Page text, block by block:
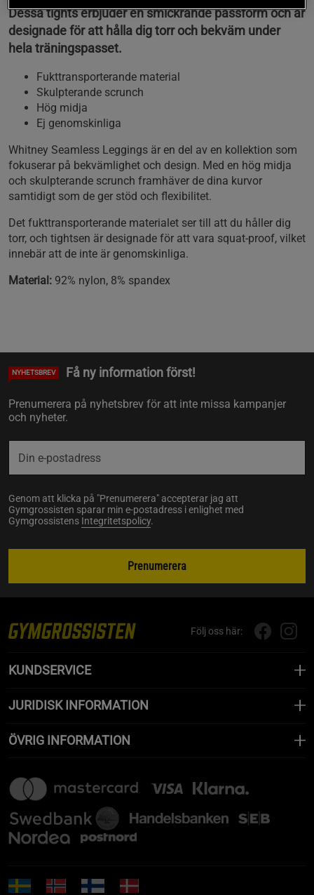
Dessa tights erbjuder en smickrande passform och är
designade för att hålla dig torr och bekväm under
hela träningspasset.
Fukttransporterande material
Skulpterande scrunch
Hög midja
Ej genomskinliga
Whitney Seamless Leggings är en del av en kollektion som
fokuserar på bekvämlighet och design. Med en hög midja
och skulpterande scrunch framhäver de dina kurvor
samtidigt som de ger stöd och flexibilitet.
Det fukttransporterande materialet ser till att du håller dig
torr, och tightsen är designade för att vara squat-proof, vilket
innebär att de inte är genomskinliga.
Material: 92% nylon, 8% spandex
NYHETSBREV Få ny information först!
Prenumerera på nyhetsbrev för att inte missa kampanjer
och nyheter.
Genom att klicka på "Prenumerera" accepterar jag att
Gymgrossisten sparar min e-postadress i enlighet med
Gymgrossistens Integritetspolicy.
Prenumerera
Följ oss här:
KUNDSERVICE
JURIDISK INFORMATION
ÖVRIG INFORMATION